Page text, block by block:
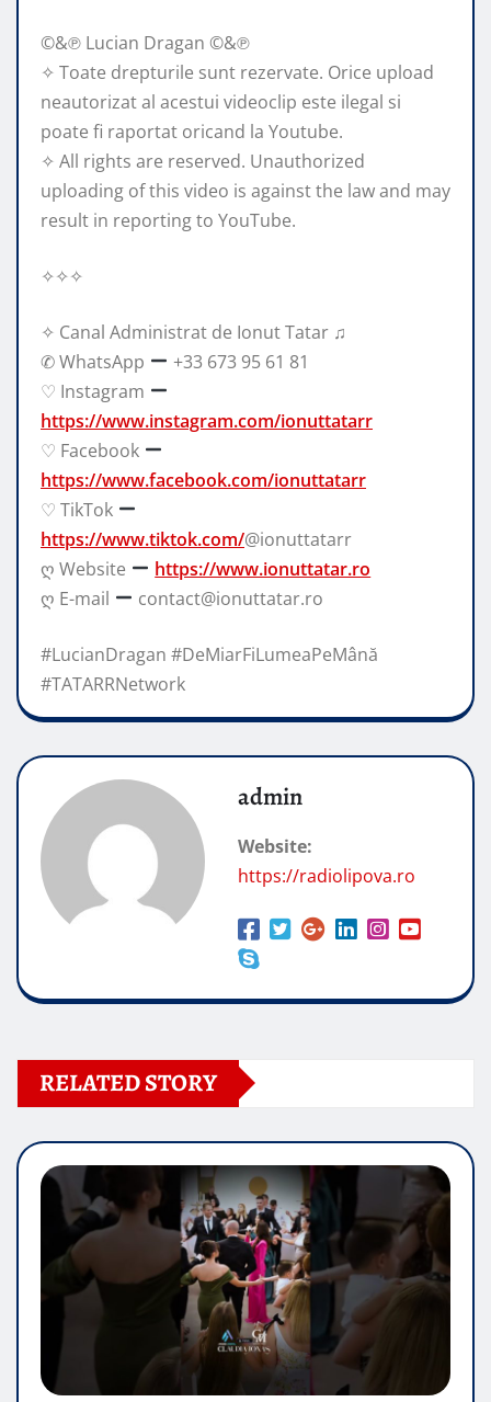
©&℗ Lucian Dragan ©&℗
✧ Toate drepturile sunt rezervate. Orice upload
neautorizat al acestui videoclip este ilegal si
poate fi raportat oricand la Youtube.
✧ All rights are reserved. Unauthorized
uploading of this video is against the law and may
result in reporting to YouTube.
✧✧✧
✧ Canal Administrat de Ionut Tatar ♫
✆ WhatsApp
+33 673 95 61 81
♡ Instagram
https://www.instagram.com/ionuttatarr
♡ Facebook
https://www.facebook.com/ionuttatarr
♡ TikTok
https://www.tiktok.com/@ionuttatarr
ღ Website
https://www.ionuttatar.ro
ღ E-mail
contact@ionuttatar.ro
#LucianDragan #DeMiarFiLumeaPeMână
#TATARRNetwork
admin
Website:
https://radiolipova.ro
RELATED STORY